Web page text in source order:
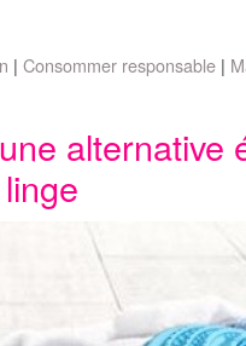
Consommer responsable
alternative